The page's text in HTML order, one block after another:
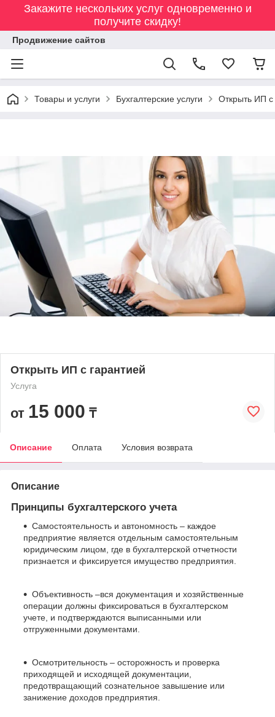
Закажите нескольких услуг одновременно и
получите скидку!
Продвижение сайтов
Товары и услуги Бухгалтерские услуги Открыть ИП с
Открыть ИП с гарантией
Услуга
от 15 000 ₸
Описание Оплата Условия возврата
Описание
Принципы бухгалтерского учета
Самостоятельность и автономность – каждое
предприятие является отдельным самостоятельным
юридическим лицом, где в бухгалтерской отчетности
признается и фиксируется имущество предприятия.
Объективность –вся документация и хозяйственные
операции должны фиксироваться в бухгалтерском
учете, и подтверждаются выписанными или
отгруженными документами.
Осмотрительность – осторожность и проверка
приходящей и исходящей документации,
предотвращающий сознательное завышение или
занижение доходов предприятия.